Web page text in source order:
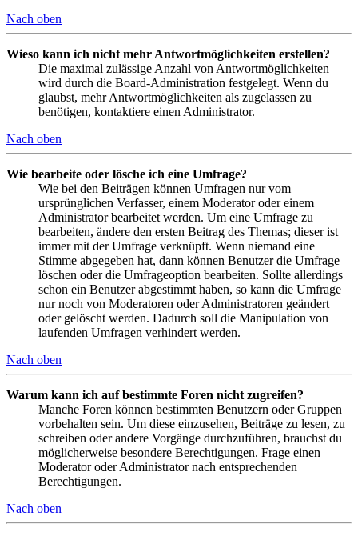
Nach oben
Wieso kann ich nicht mehr Antwortmöglichkeiten erstellen?
Die maximal zulässige Anzahl von Antwortmöglichkeiten
wird durch die Board-Administration festgelegt. Wenn du
glaubst, mehr Antwortmöglichkeiten als zugelassen zu
benötigen, kontaktiere einen Administrator.
Nach oben
Wie bearbeite oder lösche ich eine Umfrage?
Wie bei den Beiträgen können Umfragen nur vom
ursprünglichen Verfasser, einem Moderator oder einem
Administrator bearbeitet werden. Um eine Umfrage zu
bearbeiten, ändere den ersten Beitrag des Themas; dieser ist
immer mit der Umfrage verknüpft. Wenn niemand eine
Stimme abgegeben hat, dann können Benutzer die Umfrage
löschen oder die Umfrageoption bearbeiten. Sollte allerdings
schon ein Benutzer abgestimmt haben, so kann die Umfrage
nur noch von Moderatoren oder Administratoren geändert
oder gelöscht werden. Dadurch soll die Manipulation von
laufenden Umfragen verhindert werden.
Nach oben
Warum kann ich auf bestimmte Foren nicht zugreifen?
Manche Foren können bestimmten Benutzern oder Gruppen
vorbehalten sein. Um diese einzusehen, Beiträge zu lesen, zu
schreiben oder andere Vorgänge durchzuführen, brauchst du
möglicherweise besondere Berechtigungen. Frage einen
Moderator oder Administrator nach entsprechenden
Berechtigungen.
Nach oben